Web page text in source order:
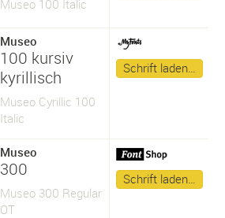
Museo 100 Italic
Museo
100 kursiv
kyrillisch
Museo Cyrillic 100
Italic
Schrift laden…
Museo
300
Museo 300 Regular
OT
Schrift laden…